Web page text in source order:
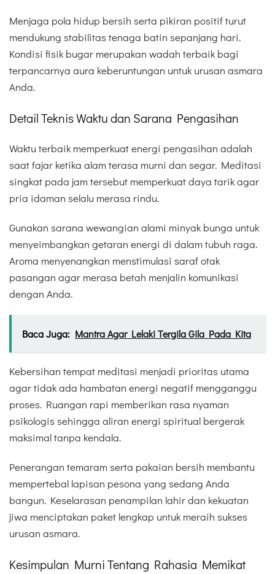
Menjaga pola hidup bersih serta pikiran positif turut
mendukung stabilitas tenaga batin sepanjang hari.
Kondisi fisik bugar merupakan wadah terbaik bagi
terpancarnya aura keberuntungan untuk urusan asmara
Anda.
Detail Teknis Waktu dan Sarana Pengasihan
Waktu terbaik memperkuat energi pengasihan adalah
saat fajar ketika alam terasa murni dan segar. Meditasi
singkat pada jam tersebut memperkuat daya tarik agar
pria idaman selalu merasa rindu.
Gunakan sarana wewangian alami minyak bunga untuk
menyeimbangkan getaran energi di dalam tubuh raga.
Aroma menyenangkan menstimulasi saraf otak
pasangan agar merasa betah menjalin komunikasi
dengan Anda.
Baca Juga: Mantra Agar Lelaki Tergila Gila Pada Kita
Kebersihan tempat meditasi menjadi prioritas utama
agar tidak ada hambatan energi negatif mengganggu
proses. Ruangan rapi memberikan rasa nyaman
psikologis sehingga aliran energi spiritual bergerak
maksimal tanpa kendala.
Penerangan temaram serta pakaian bersih membantu
mempertebal lapisan pesona yang sedang Anda
bangun. Keselarasan penampilan lahir dan kekuatan
jiwa menciptakan paket lengkap untuk meraih sukses
urusan asmara.
Kesimpulan Murni Tentang Rahasia Memikat